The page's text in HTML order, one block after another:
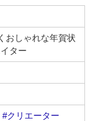
おしゃれな年賀状
ター
#クリエーター